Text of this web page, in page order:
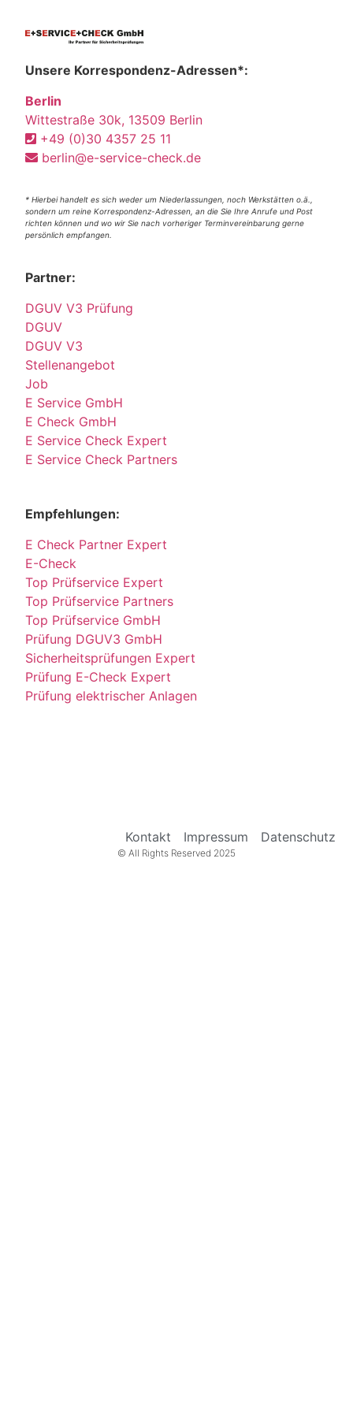
Unsere Korrespondenz-Adressen*:
Berlin
Wittestraße 30k, 13509 Berlin
+49 (0)30 4357 25 11
berlin@e-service-check.de
* Hierbei handelt es sich weder um Niederlassungen, noch Werkstätten o.ä.,
sondern um reine Korrespondenz-Adressen, an die Sie Ihre Anrufe und Post
richten können und wo wir Sie nach vorheriger Terminvereinbarung gerne
persönlich empfangen.
Partner:
DGUV V3 Prüfung
DGUV
DGUV V3
Stellenangebot
Job
E Service GmbH
E Check GmbH
E Service Check Expert
E Service Check Partners
Empfehlungen:
E Check Partner Expert
E-Check
Top Prüfservice Expert
Top Prüfservice Partners
Top Prüfservice GmbH
Prüfung DGUV3 GmbH
Sicherheitsprüfungen Expert
Prüfung E-Check Expert
Prüfung elektrischer Anlagen
Kontakt Impressum Datenschutz
© All Rights Reserved 2025